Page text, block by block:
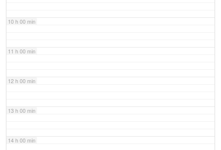
10 h 00 min
11 h 00 min
12 h 00 min
13 h 00 min
14 h 00 min